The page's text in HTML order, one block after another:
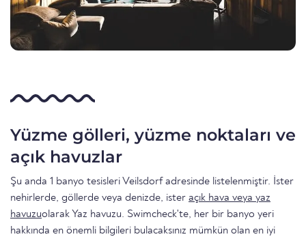
Yüzme gölleri, yüzme noktaları ve
açık havuzlar
Şu anda 1 banyo tesisleri Veilsdorf adresinde listelenmiştir. İster
nehirlerde, göllerde veya denizde, ister açık hava veya yaz
havuzuolarak Yaz havuzu. Swimcheck'te, her bir banyo yeri
hakkında en önemli bilgileri bulacaksınız mümkün olan en iyi